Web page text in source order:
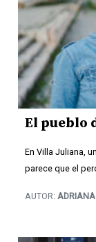
El pueblo
En Villa Juliana,
parece que el
AUTOR: ADRIANA